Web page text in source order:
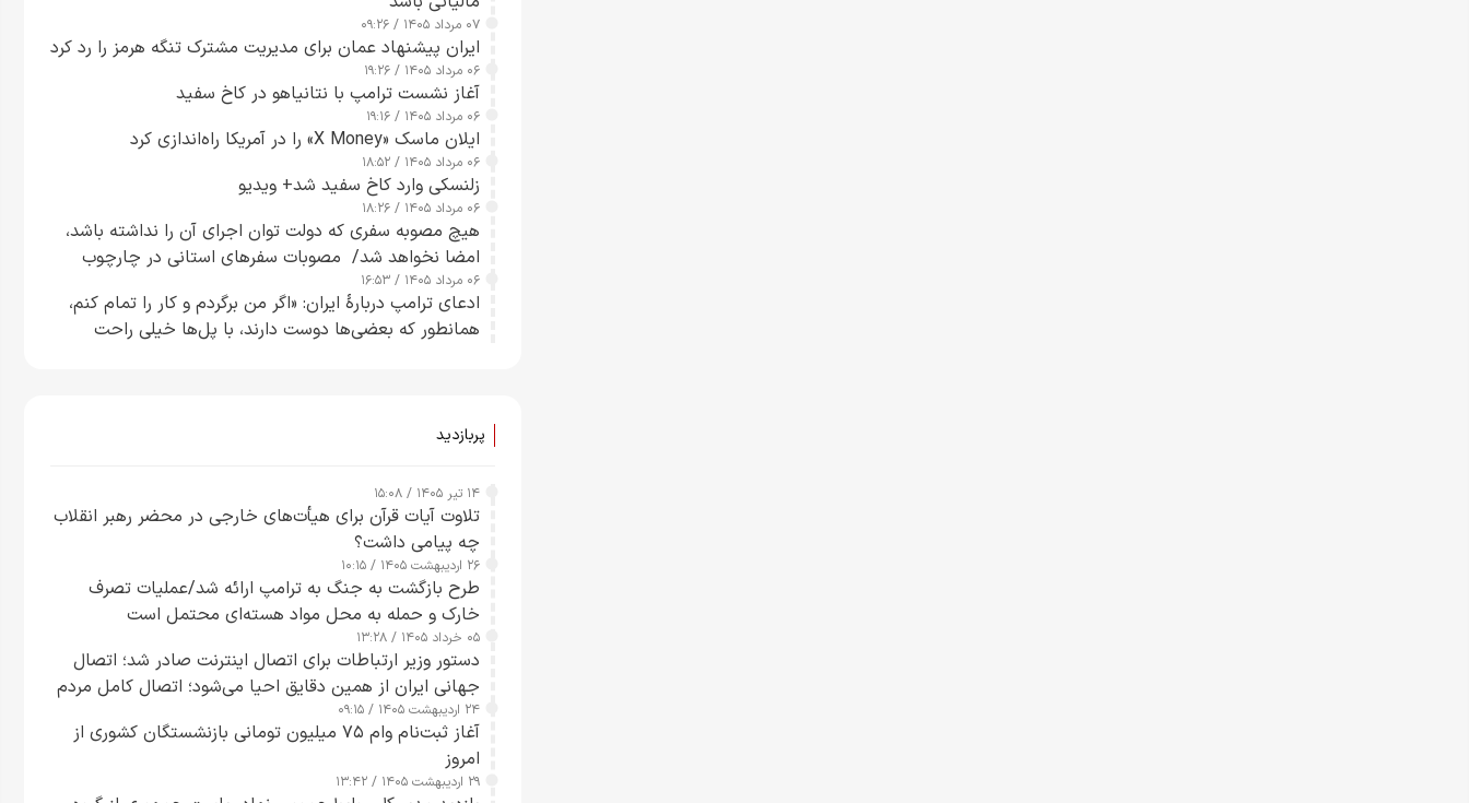
۰۷ مرداد ۱۴۰۵ / ۰۹:۲۶
ایران پیشنهاد عمان برای مدیریت مشترک تنگه هرمز را رد کرد
۰۶ مرداد ۱۴۰۵ / ۱۹:۲۶
آغاز نشست ترامپ با نتانیاهو در کاخ سفید
۰۶ مرداد ۱۴۰۵ / ۱۹:۱۶
ایلان ماسک «X Money» را در آمریکا راه‌اندازی کرد
۰۶ مرداد ۱۴۰۵ / ۱۸:۵۲
زلنسکی وارد کاخ سفید شد+ ویدیو
۰۶ مرداد ۱۴۰۵ / ۱۸:۲۶
هیچ مصوبه سفری که دولت توان اجرای آن را نداشته باشد،
امضا نخواهد شد/ مصوبات سفرهای استانی در چارچوب
قانون بودجه است+ عکس
۰۶ مرداد ۱۴۰۵ / ۱۶:۵۳
ادعای ترامپ دربارهٔ ایران: «اگر من برگردم و کار را تمام کنم،
همانطور که بعضی‌ها دوست دارند، با پل‌ها خیلی راحت
پربازدید
۱۴ تیر ۱۴۰۵ / ۱۵:۰۸
تلاوت آیات قرآن برای هیأت‌های خارجی در محضر رهبر انقلاب
چه پیامی داشت؟
۲۶ اردیبهشت ۱۴۰۵ / ۱۰:۱۵
طرح‌ بازگشت به جنگ به ترامپ ارائه شد/عملیات تصرف
خارک و حمله به محل مواد هسته‌ای محتمل است
۰۵ خرداد ۱۴۰۵ / ۱۳:۲۸
دستور وزیر ارتباطات برای اتصال اینترنت صادر شد؛ اتصال
جهانی ایران از همین دقایق احیا می‌شود؛ اتصال کامل مردم
تا ۲۴ ساعت آینده
۲۴ اردیبهشت ۱۴۰۵ / ۰۹:۱۵
آغاز ثبت‌نام وام ۷۵ میلیون تومانی بازنشستگان کشوری از
امروز
۲۹ اردیبهشت ۱۴۰۵ / ۱۳:۴۲